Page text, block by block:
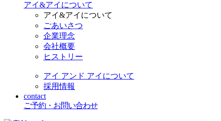
アイ&アイについて
アイ&アイについて
ごあいさつ
企業理念
会社概要
ヒストリー
アイ アンド アイについて
採用情報
contact
ご予約・お問い合わせ